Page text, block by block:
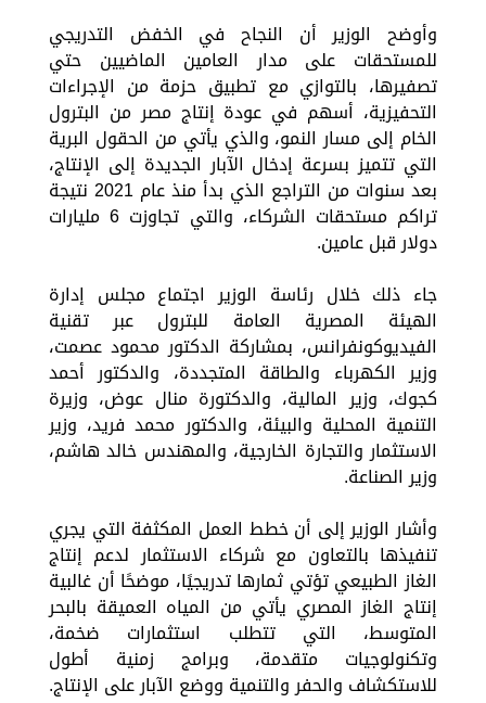
وأوضح الوزير أن النجاح في الخفض التدريجي
للمستحقات على مدار العامين الماضيين حتي
تصفيرها، بالتوازي مع تطبيق حزمة من الإجراءات
التحفيزية، أسهم في عودة إنتاج مصر من البترول
الخام إلى مسار النمو، والذي يأتي من الحقول البرية
التي تتميز بسرعة إدخال الآبار الجديدة إلى الإنتاج،
بعد سنوات من التراجع الذي بدأ منذ عام 2021 نتيجة
تراكم مستحقات الشركاء، والتي تجاوزت 6 مليارات
دولار قبل عامين.
جاء ذلك خلال رئاسة الوزير اجتماع مجلس إدارة
الهيئة المصرية العامة للبترول عبر تقنية
الفيديوكونفرانس، بمشاركة الدكتور محمود عصمت،
وزير الكهرباء والطاقة المتجددة، والدكتور أحمد
كجوك، وزير المالية، والدكتورة منال عوض، وزيرة
التنمية المحلية والبيئة، والدكتور محمد فريد، وزير
الاستثمار والتجارة الخارجية، والمهندس خالد هاشم،
وزير الصناعة.
وأشار الوزير إلى أن خطط العمل المكثفة التي يجري
تنفيذها بالتعاون مع شركاء الاستثمار لدعم إنتاج
الغاز الطبيعي تؤتي ثمارها تدريجيًا، موضحًا أن غالبية
إنتاج الغاز المصري يأتي من المياه العميقة بالبحر
المتوسط، التي تتطلب استثمارات ضخمة،
وتكنولوجيات متقدمة، وبرامج زمنية أطول
للاستكشاف والحفر والتنمية ووضع الآبار على الإنتاج.